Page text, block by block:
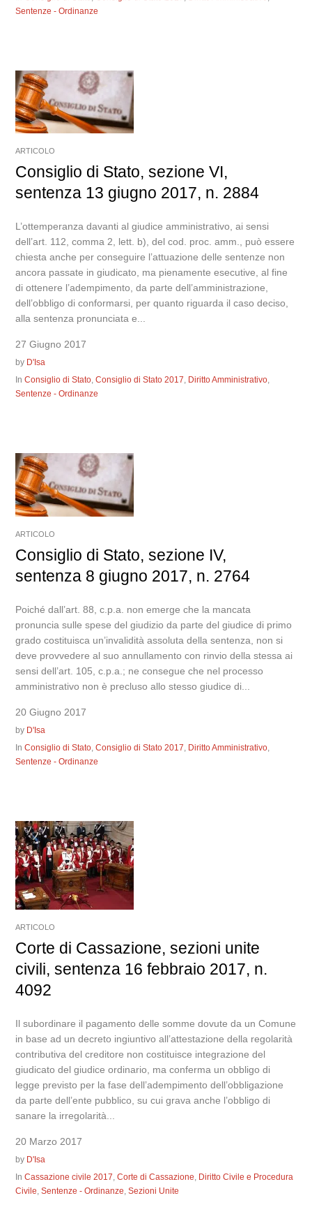
Sentenze - Ordinanze
ARTICOLO
Consiglio di Stato, sezione VI,
sentenza 13 giugno 2017, n. 2884
L’ottemperanza davanti al giudice amministrativo, ai sensi
dell’art. 112, comma 2, lett. b), del cod. proc. amm., può essere
chiesta anche per conseguire l’attuazione delle sentenze non
ancora passate in giudicato, ma pienamente esecutive, al fine
di ottenere l’adempimento, da parte dell’amministrazione,
dell’obbligo di conformarsi, per quanto riguarda il caso deciso,
alla sentenza pronunciata e...
27 Giugno 2017
by D'Isa
InConsiglio di Stato,Consiglio di Stato 2017, Diritto Amministrativo,
Sentenze - Ordinanze
ARTICOLO
Consiglio di Stato, sezione IV,
sentenza 8 giugno 2017, n. 2764
Poiché dall’art. 88, c.p.a. non emerge che la mancata
pronuncia sulle spese del giudizio da parte del giudice di primo
grado costituisca un’invalidità assoluta della sentenza, non si
deve provvedere al suo annullamento con rinvio della stessa ai
sensi dell’art. 105, c.p.a.; ne consegue che nel processo
amministrativo non è precluso allo stesso giudice di...
20 Giugno 2017
by D'Isa
InConsiglio di Stato ,Consiglio di Stato 2017 Diritto Amministrativo
Sentenze - Ordinanze
ARTICOLO
Corte di Cassazione, sezioni unite
civili, sentenza 16 febbraio 2017, n.
4092
Il subordinare il pagamento delle somme dovute da un Comune
in base ad un decreto ingiuntivo all’attestazione della regolarità
contributiva del creditore non costituisce integrazione del
giudicato del giudice ordinario, ma conferma un obbligo di
legge previsto per la fase dell’adempimento dell’obbligazione
da parte dell’ente pubblico, su cui grava anche l’obbligo di
sanare la irregolarità...
20 Marzo 2017
by D'Isa
InCassazione civile 2017,Corte di Cassazione, Diritto Civile e Procedura
Civile,Sentenze - Ordinanze,Sezioni Unite